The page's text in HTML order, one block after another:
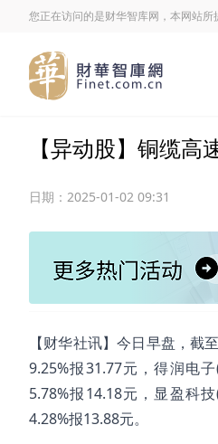
您正在访问的是财华智库网，本网站所
【异动股】铜缆
日期： 2025-01-02 09:31
【财华社讯】今日早盘，截
9.25%报31.77元，得润电
5.78%报14.18元，显盈科
4.28%报13.88元。